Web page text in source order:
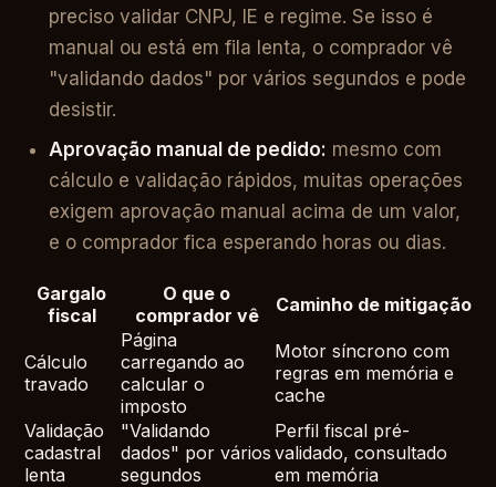
preciso validar CNPJ, IE e regime. Se isso é
manual ou está em fila lenta, o comprador vê
"validando dados" por vários segundos e pode
desistir.
Aprovação manual de pedido: mesmo com
cálculo e validação rápidos, muitas operações
exigem aprovação manual acima de um valor,
e o comprador fica esperando horas ou dias.
Gargalo
fiscal
O que o
comprador vê
Caminho de mitigação
Cálculo
travado
Página
carregando ao
calcular o
imposto
Motor síncrono com
regras em memória e
cache
Validação
cadastral
lenta
"Validando
dados" por vários
segundos
Perfil fiscal pré-
validado, consultado
em memória